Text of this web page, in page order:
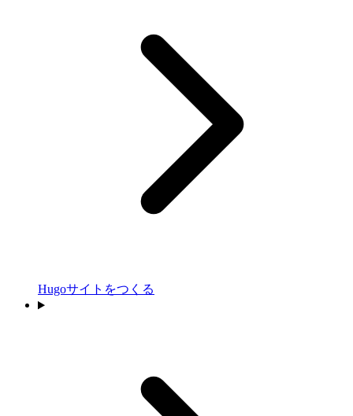
Hugoサイトをつくる